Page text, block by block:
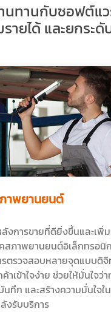
นทานกับซอฟต์แ
ายได้ และยกร
าพยานยนต์
งการขายที่ดียิ่งขึ้นและเพิ่
สภาพยานยนต์อิเล็กทรอนิ
รตรวจสอบหลายจุดแบบดิ
าเข้าใจง่าย ช่วยให้มั่นใจว่
ทึก และสร้างความมั่นใจใน
งรับบริการ